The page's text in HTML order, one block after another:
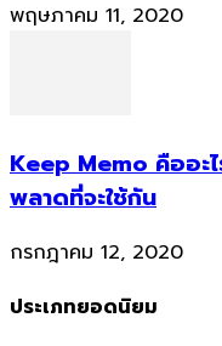
พฤษภาคม 11, 2020
Keep Memo คืออะไ
พลาดที่จะใช้กัน
กรกฎาคม 12, 2020
ประเภทยอดนิยม